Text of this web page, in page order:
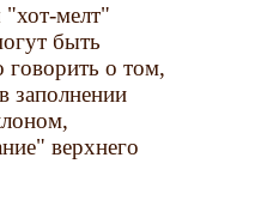
"хот-мелт"
быть
говорить о том,
заполнении
верхнего